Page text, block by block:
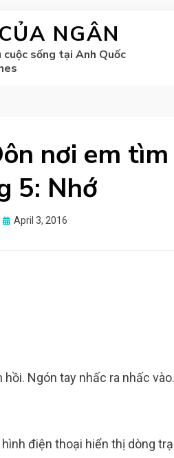
NGÂN
sống tại Anh Quốc
nơi em
5: Nhớ
Posted
April 3, 2016
hồi. Ngón tay nhấc ra nhấc
hình điện thoại hiển thị dòng